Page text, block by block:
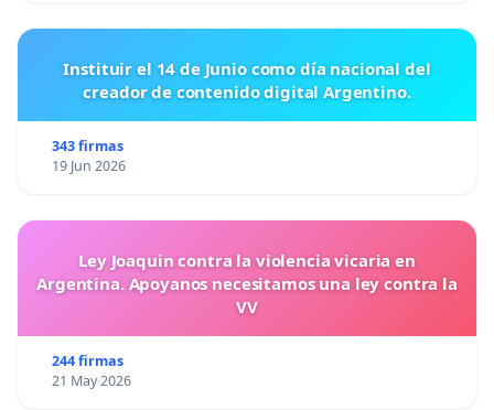
Instituir el 14 de Junio como día nacional del
creador de contenido digital Argentino.
343 firmas
19 Jun 2026
Ley Joaquin contra la violencia vicaria en
Argentina. Apoyanos necesitamos una ley contra la
VV
244 firmas
21 May 2026